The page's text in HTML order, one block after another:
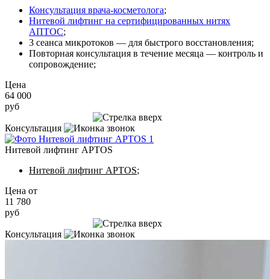
Консультация врача-косметолога;
Нитевой лифтинг на сертифицированных нитях
АПТОС;
3 сеанса микротоков — для быстрого восстановления;
Повторная консультация в течение месяца — контроль и
сопровождение;
Цена
64 000
руб
Консультация
Нитевой лифтинг APTOS
Нитевой лифтинг APTOS;
Цена от
11 780
руб
Консультация